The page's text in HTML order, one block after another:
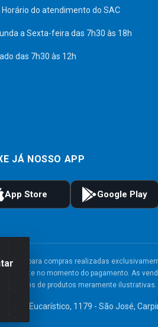
Horário do atendimento do SAC
a Sexta-feira das 7h30 às 18h
das 7h30 às 12h
JÁ NOSSO APP
para compras realizadas
do site no momento do pagamento. As
Imagens de produtos meramente ilustrativas.
Eucarístico, 1179 - São José,